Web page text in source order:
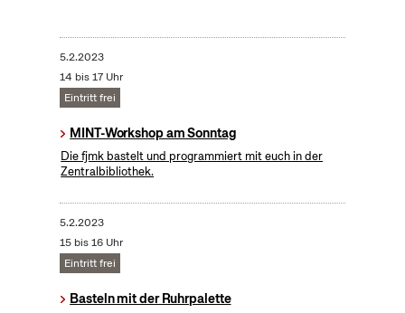
5.2.2023
14 bis 17 Uhr
Eintritt frei
MINT-Workshop am Sonntag
Die fjmk bastelt und programmiert mit euch in der
Zentralbibliothek.
5.2.2023
15 bis 16 Uhr
Eintritt frei
Basteln mit der Ruhrpalette